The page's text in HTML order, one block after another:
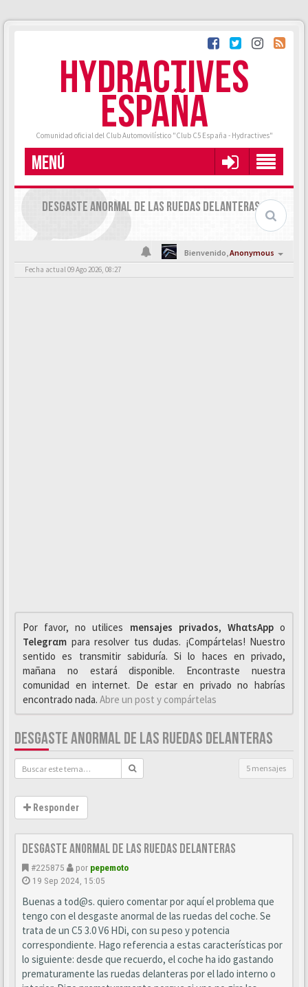
HYDRACTIVES
ESPAÑA
Comunidad oficial del Club Automovilístico "Club C5 España - Hydractives"
MENÚ
DESGASTE ANORMAL DE LAS RUEDAS DELANTERAS
Bienvenido,Anonymous
Fecha actual 09 Ago 2026, 08:27
Por favor, no utilices mensajes privados, WhαtsAppo
Telegrαm para resolver tus dudas. ¡Compártelas! Nuestro
sentido es transmitir sabiduría. Si lo haces en privado,
mañana no estará disponible. Encontraste nuestra
comunidad en internet. De estar en privado no habrías
encontrado nada. Abre un post y compártelas
DESGASTE ANORMAL DE LAS RUEDAS DELANTERAS
5 mensajes
Responder
Desgaste anormal de las ruedas delanteras
#225875 por pepemoto
19 Sep 2024, 15:05
Buenas a tod@s. quiero comentar por aquí el problema que
tengo con el desgaste anormal de las ruedas del coche. Se
trata de un C5 3.0 V6 HDi, con su peso y potencia
correspondiente. Hago referencia a estas características por
lo siguiente: desde que recuerdo, el coche ha ido gastando
prematuramente las ruedas delanteras por el lado interno o